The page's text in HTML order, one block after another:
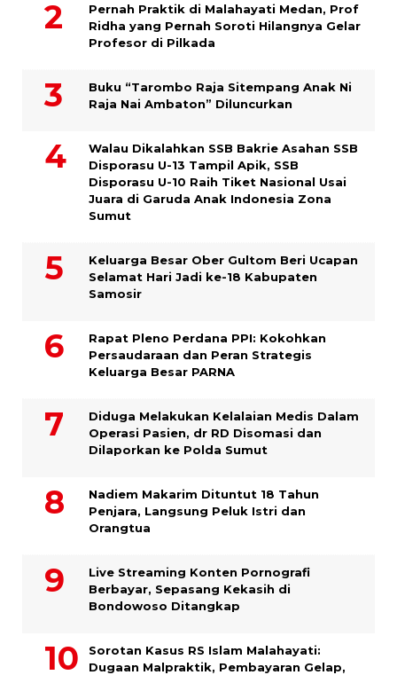
Pernah Praktik di Malahayati Medan, Prof
Ridha yang Pernah Soroti Hilangnya Gelar
Profesor di Pilkada
Buku “Tarombo Raja Sitempang Anak Ni
Raja Nai Ambaton” Diluncurkan
Walau Dikalahkan SSB Bakrie Asahan SSB
Disporasu U-13 Tampil Apik, SSB
Disporasu U-10 Raih Tiket Nasional Usai
Juara di Garuda Anak Indonesia Zona
Sumut
Keluarga Besar Ober Gultom Beri Ucapan
Selamat Hari Jadi ke-18 Kabupaten
Samosir
Rapat Pleno Perdana PPI: Kokohkan
Persaudaraan dan Peran Strategis
Keluarga Besar PARNA
Diduga Melakukan Kelalaian Medis Dalam
Operasi Pasien, dr RD Disomasi dan
Dilaporkan ke Polda Sumut
​Nadiem Makarim Dituntut 18 Tahun
Penjara, Langsung Peluk Istri dan
Orangtua
Live Streaming Konten Pornografi
Berbayar, Sepasang Kekasih di
Bondowoso Ditangkap
Sorotan Kasus RS Islam Malahayati:
Dugaan Malpraktik, Pembayaran Gelap,